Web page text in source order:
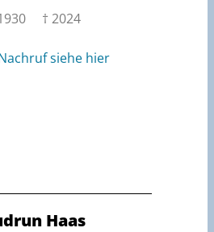
† 2024
siehe hier
Haas